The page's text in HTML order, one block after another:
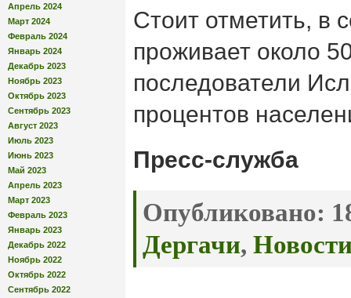
Апрель 2024
Март 2024
Февраль 2024
Январь 2024
Декабрь 2023
Ноябрь 2023
Октябрь 2023
Сентябрь 2023
Август 2023
Июль 2023
Июнь 2023
Май 2023
Апрель 2023
Март 2023
Февраль 2023
Январь 2023
Декабрь 2022
Ноябрь 2022
Октябрь 2022
Сентябрь 2022
Стоит отметить, в
проживает около
последователи
процентов
Пресс-служба
Опубликовано:
Дергачи,